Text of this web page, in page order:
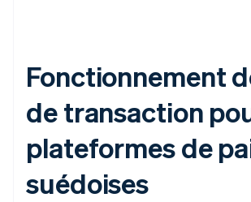
Fonctionnement
de transaction
plateformes de
suédoises